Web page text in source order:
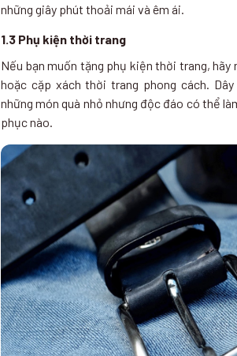
những giây phút thoải mái và êm ái.
1.3 Phụ kiện thời trang
Nếu bạn muốn tặng phụ kiện thời trang,
hoặc cặp xách thời trang phong cách.
những món quà nhỏ nhưng độc đáo có thể
phục nào.